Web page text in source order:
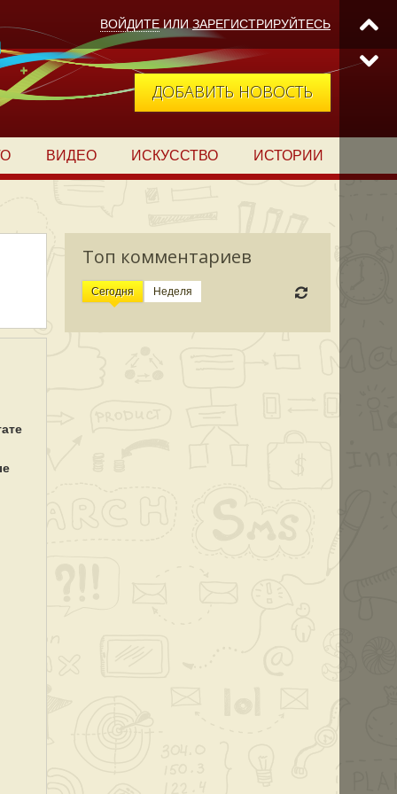
ВОЙДИТЕ ИЛИ ЗАРЕГИСТРИРУЙТЕСЬ
ДОБАВИТЬ НОВОСТЬ
ВИДЕО ИСКУССТВО ИСТОРИИ
Топ комментариев
Сегодня Неделя